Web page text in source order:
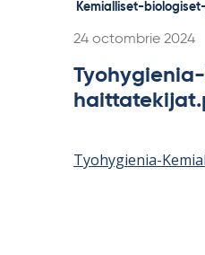
Kemialliset-
Kirjoitettu
24 octombrie 2024
Tyohygienia-